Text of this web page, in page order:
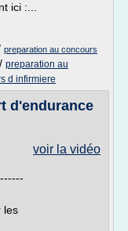
ici :...
preparation au concours
/ preparation au
d infirmiere
d'endurance
voir la vidéo
les